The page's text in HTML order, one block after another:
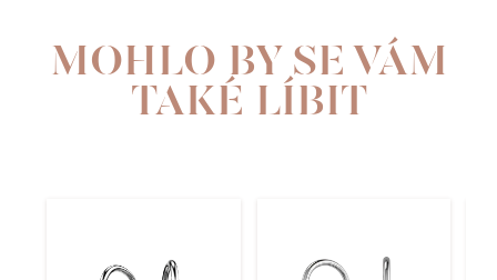
MOHLO BY SE VÁM
TAKÉ LÍBIT